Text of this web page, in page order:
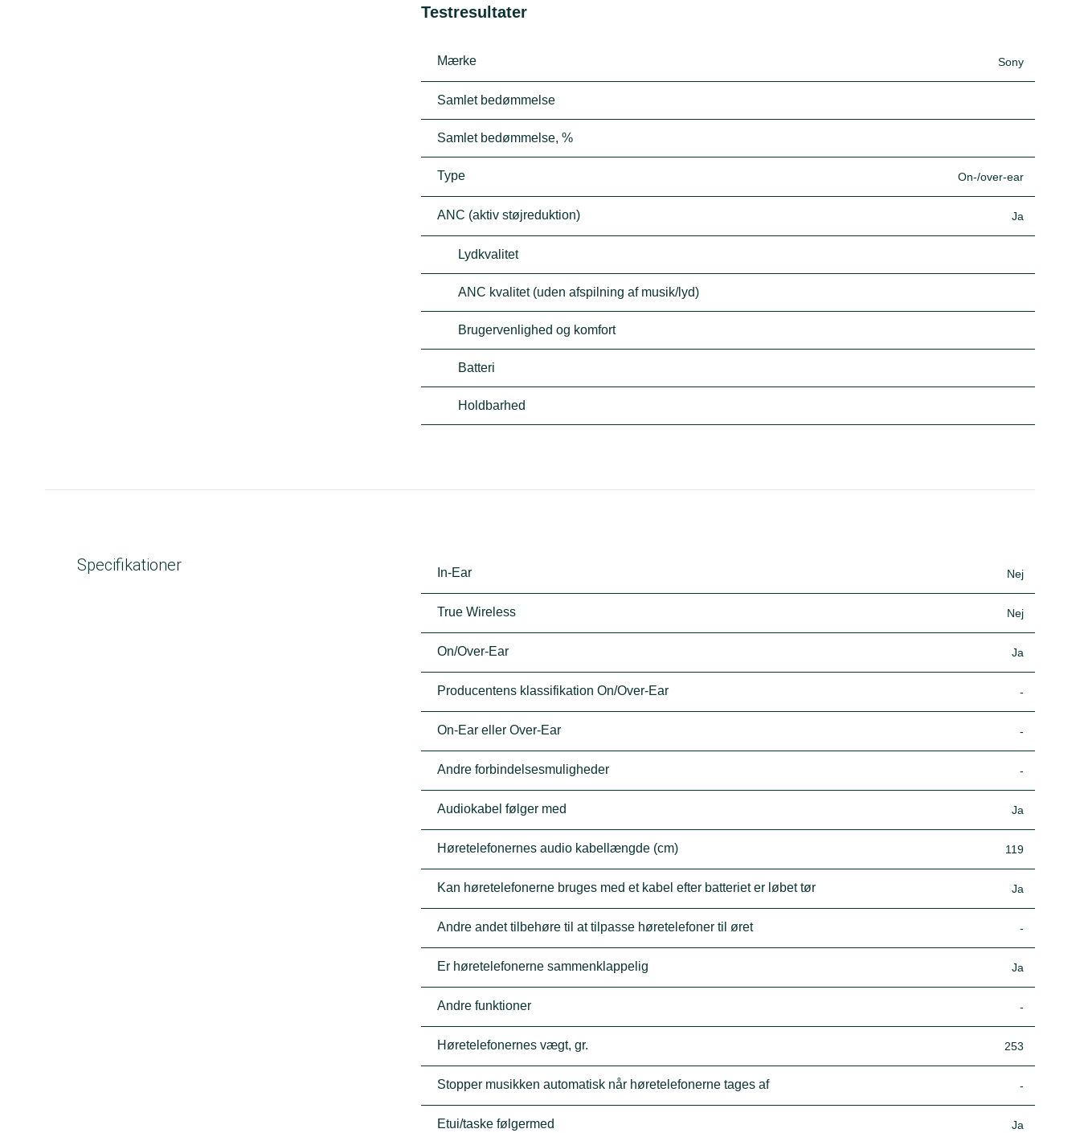
Testresultater
Mærke Sony
Samlet bedømmelse
Samlet bedømmelse, %
Type On-/over-ear
ANC (aktiv støjreduktion) Ja
Lydkvalitet
ANC kvalitet (uden afspilning af musik/lyd)
Brugervenlighed og komfort
Batteri
Holdbarhed
Specifikationer In-Ear Nej
True Wireless Nej
On/Over-Ear Ja
Producentens klassifikation On/Over-Ear -
On-Ear eller Over-Ear -
Andre forbindelsesmuligheder -
Audiokabel følger med Ja
Høretelefonernes audio kabellængde (cm) 119
Kan høretelefonerne bruges med et kabel efter batteriet er løbet tør Ja
Andre andet tilbehøre til at tilpasse høretelefoner til øret -
Er høretelefonerne sammenklappelig Ja
Andre funktioner -
Høretelefonernes vægt, gr. 253
Stopper musikken automatisk når høretelefonerne tages af -
Etui/taske følgermed Ja